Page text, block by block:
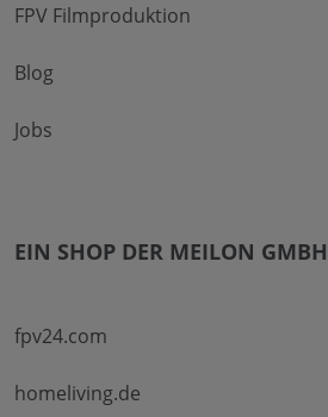
FPV Filmproduktion
Blog
Jobs
EIN SHOP DER MEILON GMBH
fpv24.com
homeliving.de